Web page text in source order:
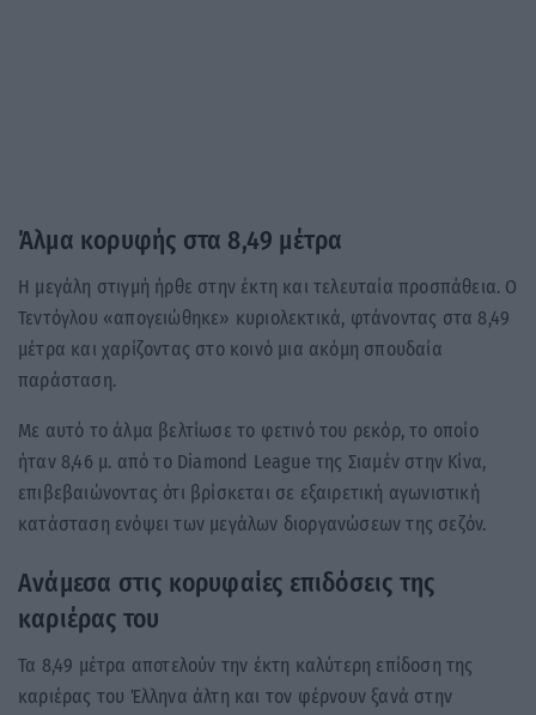
Άλμα κορυφής στα 8,49 μέτρα
Η μεγάλη στιγμή ήρθε στην έκτη και τελευταία προσπάθεια. Ο
Τεντόγλου «απογειώθηκε» κυριολεκτικά, φτάνοντας στα 8,49
μέτρα και χαρίζοντας στο κοινό μια ακόμη σπουδαία
παράσταση.
Με αυτό το άλμα βελτίωσε το φετινό του ρεκόρ, το οποίο
ήταν 8,46 μ. από το Diamond League της Σιαμέν στην Κίνα,
επιβεβαιώνοντας ότι βρίσκεται σε εξαιρετική αγωνιστική
κατάσταση ενόψει των μεγάλων διοργανώσεων της σεζόν.
Ανάμεσα στις κορυφαίες επιδόσεις της
καριέρας του
Τα 8,49 μέτρα αποτελούν την έκτη καλύτερη επίδοση της
καριέρας του Έλληνα άλτη και τον φέρνουν ξανά στην